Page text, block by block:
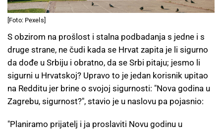
[Foto: Pexels]
S obzirom na prošlost i stalna podbadanja s jedne i s
druge strane, ne čudi kada se Hrvat zapita je li sigurno
da dođe u Srbiju i obratno, da se Srbi pitaju; jesmo li
sigurni u Hrvatskoj? Upravo to je jedan korisnik upitao
na Redditu jer brine o svojoj sigurnosti: "Nova godina u
Zagrebu, sigurnost?", stavio je u naslovu pa pojasnio:
"Planiramo prijatelj i ja proslaviti Novu godinu u